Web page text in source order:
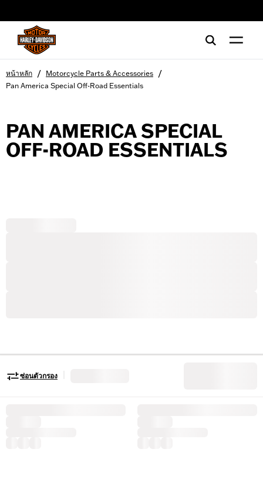
หน้าหลัก / Motorcycle Parts & Accessories /
Pan America Special Off-Road Essentials
PAN AMERICA SPECIAL
OFF-ROAD ESSENTIALS
ซ่อนตัวกรอง